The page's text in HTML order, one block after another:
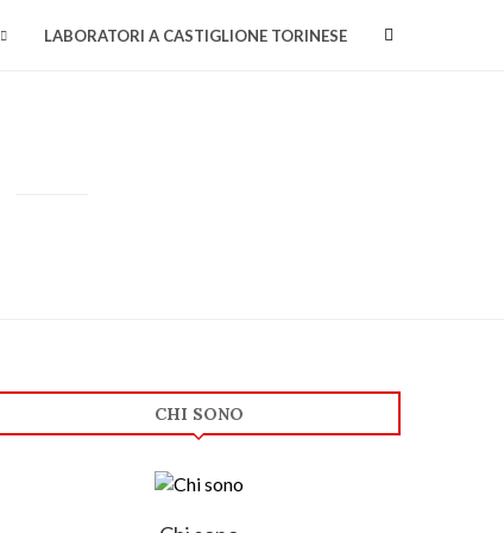
LABORATORI A CASTIGLIONE TORINESE
CHI SONO